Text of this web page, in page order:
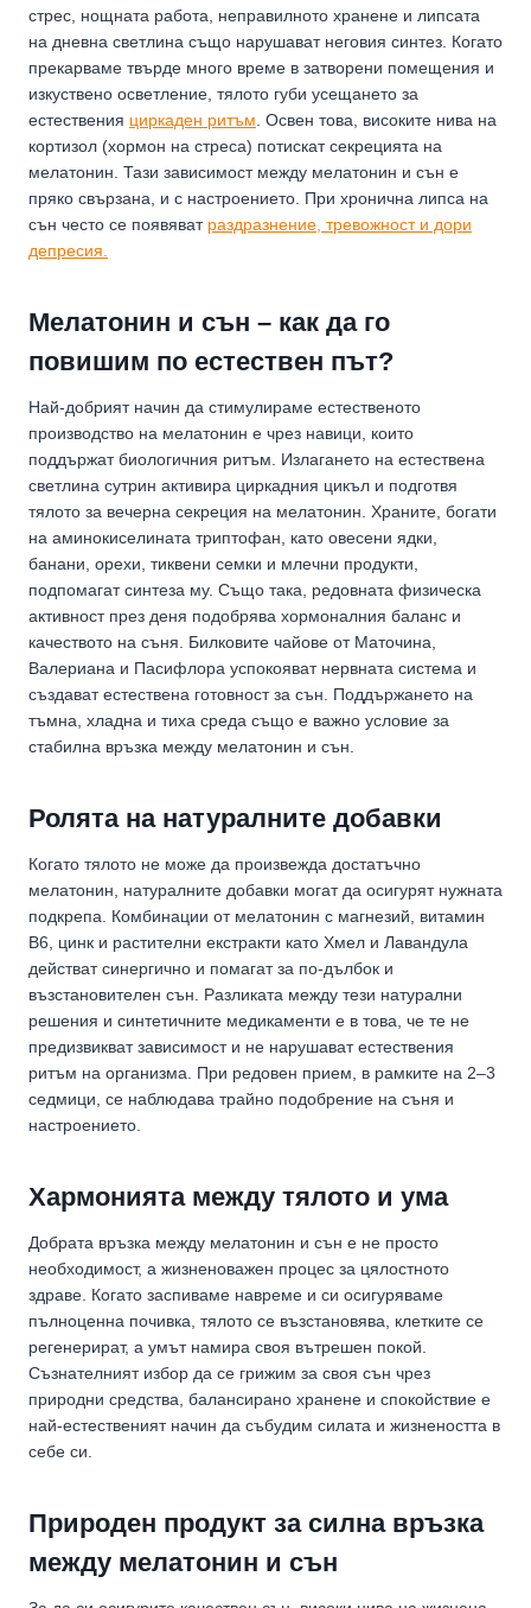
стрес, нощната работа, неправилното хранене и липсата
на дневна светлина също нарушават неговия синтез. Когато
прекарваме твърде много време в затворени помещения и
изкуствено осветление, тялото губи усещането за
естествения циркаден ритъм . Освен това, високите нива на
кортизол (хормон на стреса) потискат секрецията на
мелатонин. Тази зависимост между мелатонин и сън е
пряко свързана, и с настроението. При хронична липса на
сън често се появяват раздразнение, тревожност и дори
депресия.
Мелатонин и сън – как да го
повишим по естествен път?
Най-добрият начин да стимулираме естественото
производство на мелатонин е чрез навици, които
поддържат биологичния ритъм. Излагането на естествена
светлина сутрин активира циркадния цикъл и подготвя
тялото за вечерна секреция на мелатонин. Храните, богати
на аминокиселината триптофан, като овесени ядки,
банани, орехи, тиквени семки и млечни продукти,
подпомагат синтеза му. Също така, редовната физическа
активност през деня подобрява хормоналния баланс и
качеството на съня. Билковите чайове от Маточина,
Валериана и Пасифлора успокояват нервната система и
създават естествена готовност за сън. Поддържането на
тъмна, хладна и тиха среда също е важно условие за
стабилна връзка между мелатонин и сън.
Ролята на натуралните добавки
Когато тялото не може да произвежда достатъчно
мелатонин, натуралните добавки могат да осигурят нужната
подкрепа. Комбинации от мелатонин с магнезий, витамин
B6, цинк и растителни екстракти като Хмел и Лавандула
действат синергично и помагат за по-дълбок и
възстановителен сън. Разликата между тези натурални
решения и синтетичните медикаменти е в това, че те не
предизвикват зависимост и не нарушават естествения
ритъм на организма. При редовен прием, в рамките на 2–3
седмици, се наблюдава трайно подобрение на съня и
настроението.
Хармонията между тялото и ума
Добрата връзка между мелатонин и сън е не просто
необходимост, а жизненоважен процес за цялостното
здраве. Когато заспиваме навреме и си осигуряваме
пълноценна почивка, тялото се възстановява, клетките се
регенерират, а умът намира своя вътрешен покой.
Съзнателният избор да се грижим за своя сън чрез
природни средства, балансирано хранене и спокойствие е
най-естественият начин да събудим силата и жизнеността в
себе си.
Природен продукт за силна връзка
между мелатонин и сън